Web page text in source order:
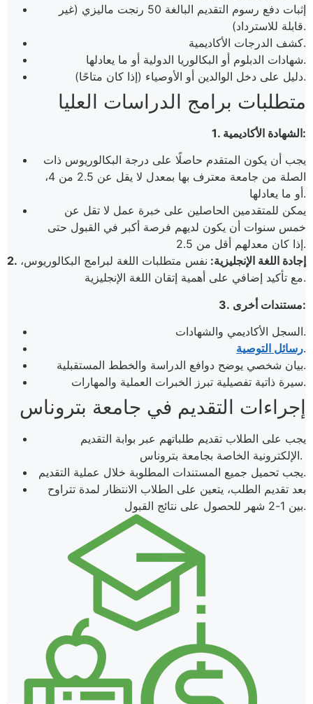
إثبات دفع رسوم التقديم البالغة 50 رنجت ماليزي (غير
قابلة للاسترداد).
كشف الدرجات الأكاديمية.
شهادات الدبلوم أو البكالوريا الدولية أو ما يعادلها.
دليل على دخل الوالدين أو الأوصياء (إذا كان متاحًا).
متطلبات برامج الدراسات العليا
1. الشهادة الأكاديمية:
يجب أن يكون المتقدم حاصلًا على درجة البكالوريوس ذات
الصلة من جامعة معترف بها بمعدل لا يقل عن 2.5 من 4،
أو ما يعادلها.
يمكن للمتقدمين الحاصلين على خبرة عمل لا تقل عن
خمس سنوات أن يكون لديهم فرصة أكبر في القبول حتى
إذا كان معدلهم أقلمن 2.5.
2. إجادة اللغة الإنجليزية: نفس متطلبات اللغة لبرامج البكالوريوس،
مع تأكيد إضافي على أهمية إتقان اللغة الإنجليزية.
3. مستندات أخرى:
السجل الأكاديمي والشهادات.
رسائل التوصية.
بيان شخصي يوضح دوافع الدراسة والخطط المستقبلية.
سيرة ذاتية تفصيلية تبرز الخبرات العملية والمهارات.
إجراءات التقديم في جامعة بتروناس
يجب على الطلاب تقديم طلباتهم عبر بوابة التقديم
الإلكترونية الخاصة بجامعة بتروناس.
يجب تحميل جميع المستندات المطلوبة خلال عملية التقديم.
بعد تقديم الطلب، يتعين على الطلاب الانتظار لمدة تتراوح
بين 1-2 شهر للحصول على نتائج القبول.